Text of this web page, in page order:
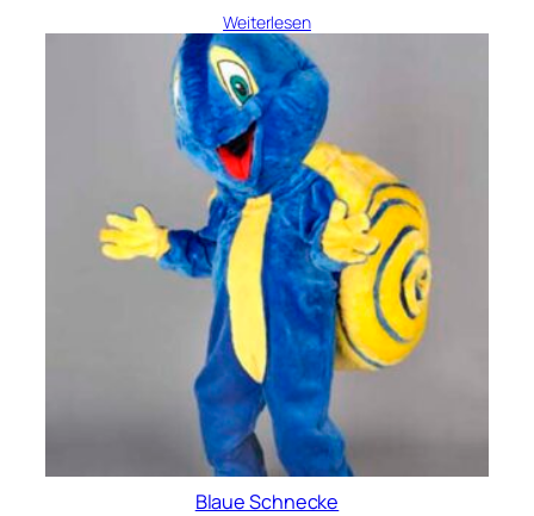
Weiterlesen
Blaue Schnecke